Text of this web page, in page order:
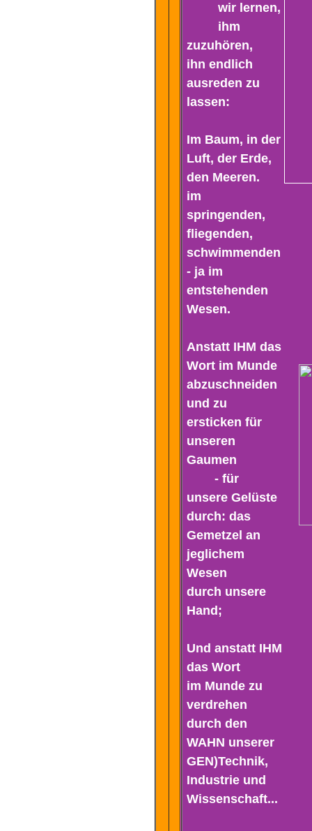
wir lernen,
ihm
zuzuhören,
ihn endlich
ausreden zu
lassen:
Im Baum, in der
Luft, der Erde,
den Meeren.
im
springenden,
fliegenden,
schwimmenden
- ja im
entstehenden
Wesen.
Anstatt IHM das
Wort im Munde
abzuschneiden
und zu
ersticken für
unseren
Gaumen
- für
unsere Gelüste
durch: das
Gemetzel an
jeglichem
Wesen
durch unsere
Hand;
Und anstatt IHM
das Wort
im Munde zu
verdrehen
durch den
WAHN unserer
GEN)Technik,
Industrie und
Wissenschaft...